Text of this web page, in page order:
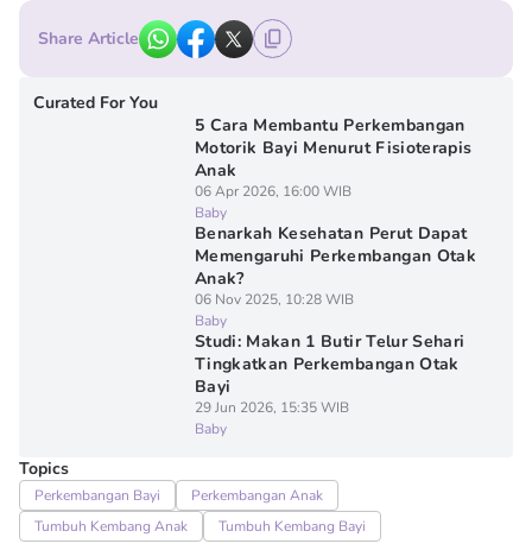
Share Article
Curated For You
5 Cara Membantu Perkembangan
Motorik Bayi Menurut Fisioterapis
Anak
06 Apr 2026, 16:00 WIB
Baby
Benarkah Kesehatan Perut Dapat
Memengaruhi Perkembangan Otak
Anak?
06 Nov 2025, 10:28 WIB
Baby
Studi: Makan 1 Butir Telur Sehari
Tingkatkan Perkembangan Otak
Bayi
29 Jun 2026, 15:35 WIB
Baby
Topics
Perkembangan Bayi
Perkembangan Anak
Tumbuh Kembang Anak
Tumbuh Kembang Bayi